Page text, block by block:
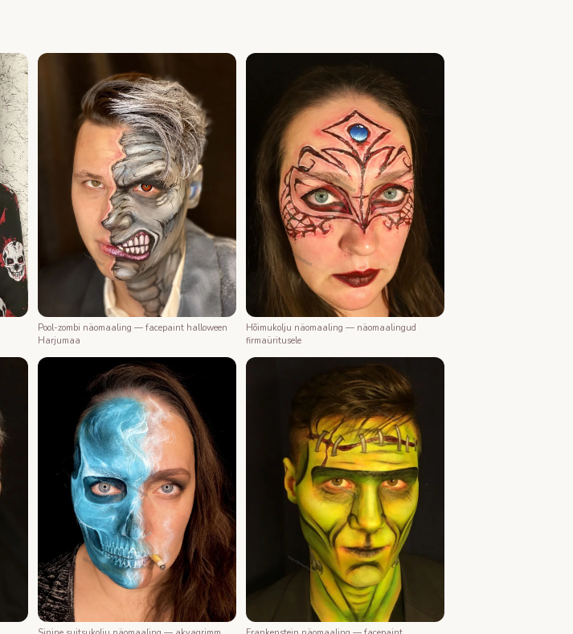
Pool-zombi näomaaling — facepaint halloween
Harjumaa
Hõimukolju näomaaling — näomaalingud
firmaüritusele